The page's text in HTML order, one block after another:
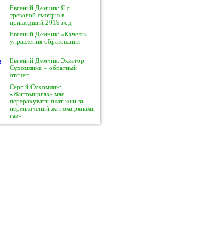
Евгений Демчик: Я с
тревогой смотрю в
пришедший 2019 год
Евгений Демчик: «Качели»
управления образования
Евгений Демчик: Экватор
Сухомлина – обратный
отсчет
Сергій Сухомлин:
«Житомиргаз» має
перерахувати платіжки за
переплачений житомирянами
газ»